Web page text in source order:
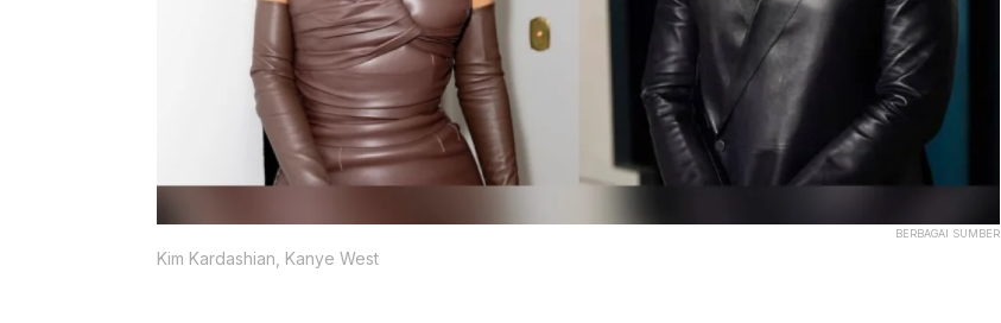
BERBAGAI SUMBER
Kim Kardashian, Kanye West